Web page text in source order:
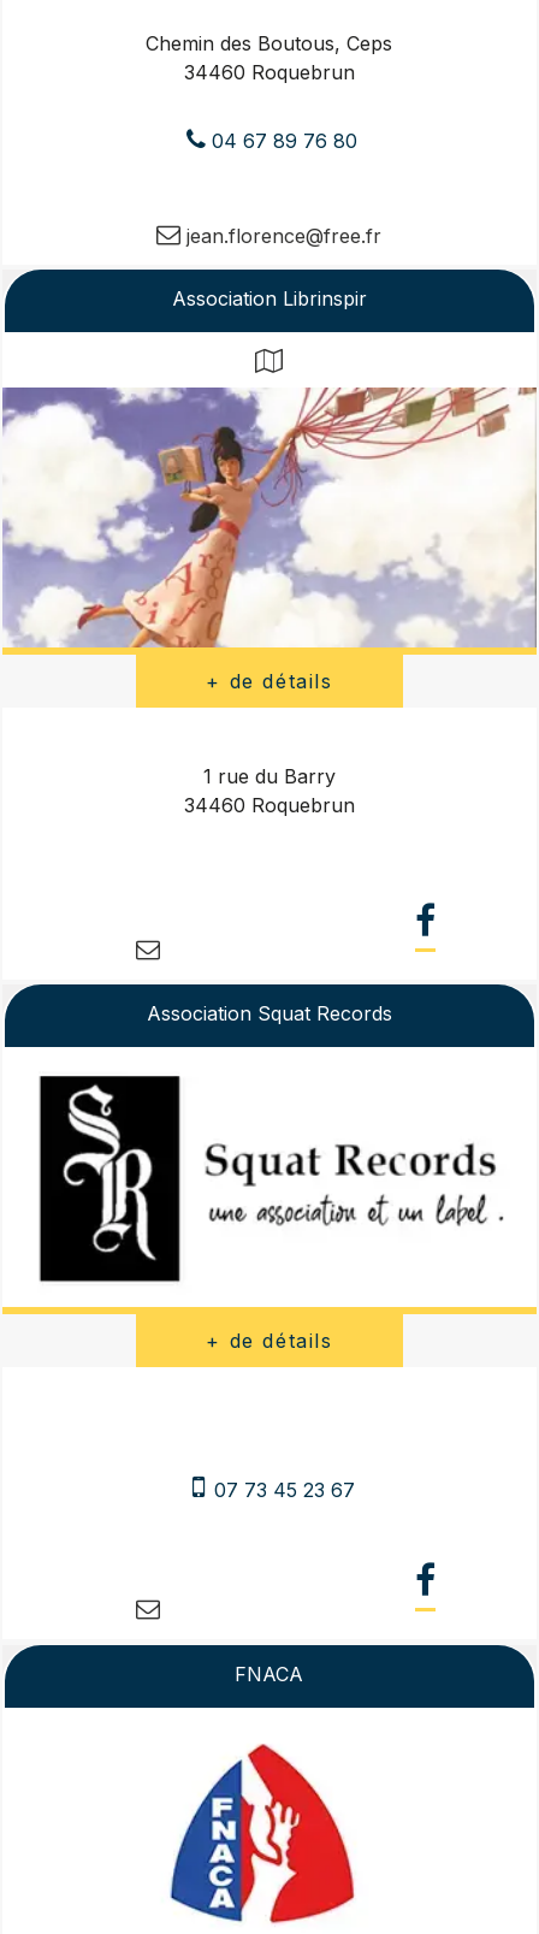
Chemin des Boutous, Ceps
34460 Roquebrun
04 67 89 76 80
jean.florence@free.fr
Association Librinspir
1 rue du Barry
34460 Roquebrun
Association Squat Records
07 73 45 23 67
FNACA